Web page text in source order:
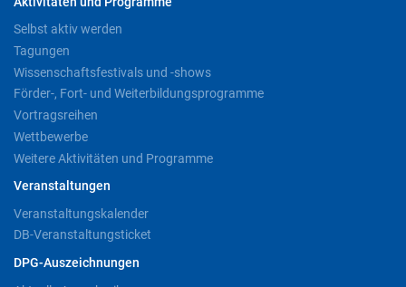
Selbst aktiv werden
Tagungen
Wissenschaftsfestivals und -shows
Förder-, Fort- und Weiterbildungsprogramme
Vortragsreihen
Wettbewerbe
Weitere Aktivitäten und Programme
Veranstaltungen
Veranstaltungskalender
DB-Veranstaltungsticket
DPG-Auszeichnungen